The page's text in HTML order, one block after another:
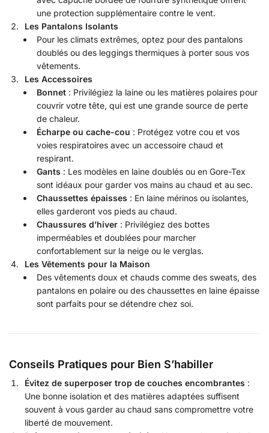
une protection supplémentaire contre le vent.
Les Pantalons Isolants
Pour les climats extrêmes, optez pour des pantalons
doublés ou des leggings thermiques à porter sous vos
vêtements.
Les Accessoires
Bonnet : Privilégiez la laine ou les matières polaires pour
couvrir votre tête, qui est une grande source de perte
de chaleur.
Écharpe ou cache-cou : Protégez votre cou et vos
voies respiratoires avec un accessoire chaud et
respirant.
Gants : Les modèles en laine doublés ou en Gore-Tex
sont idéaux pour garder vos mains au chaud et au sec.
Chaussettes épaisses : En laine mérinos ou isolantes,
elles garderont vos pieds au chaud.
Chaussures d’hiver : Privilégiez des bottes
imperméables et doublées pour marcher
confortablement sur la neige ou le verglas.
Les Vêtements pour la Maison
Des vêtements doux et chauds comme des sweats, des
pantalons en polaire ou des chaussettes en laine épaisse
sont parfaits pour se détendre chez soi.
Conseils Pratiques pour Bien S’habiller
Évitez de superposer trop de couches encombrantes :
Une bonne isolation et des matières adaptées suffisent
souvent à vous garder au chaud sans compromettre votre
liberté de mouvement.